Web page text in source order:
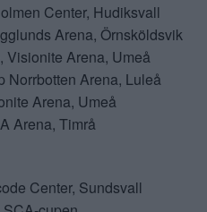
Center, Hudiksvall
Arena, Örnsköldsvik
, Visionite Arena, Umeå
Norrbotten Arena, Luleå
Arena, Umeå
Arena, Timrå
Center, Sundsvall